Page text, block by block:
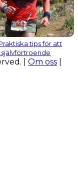
tips för att
| Om oss